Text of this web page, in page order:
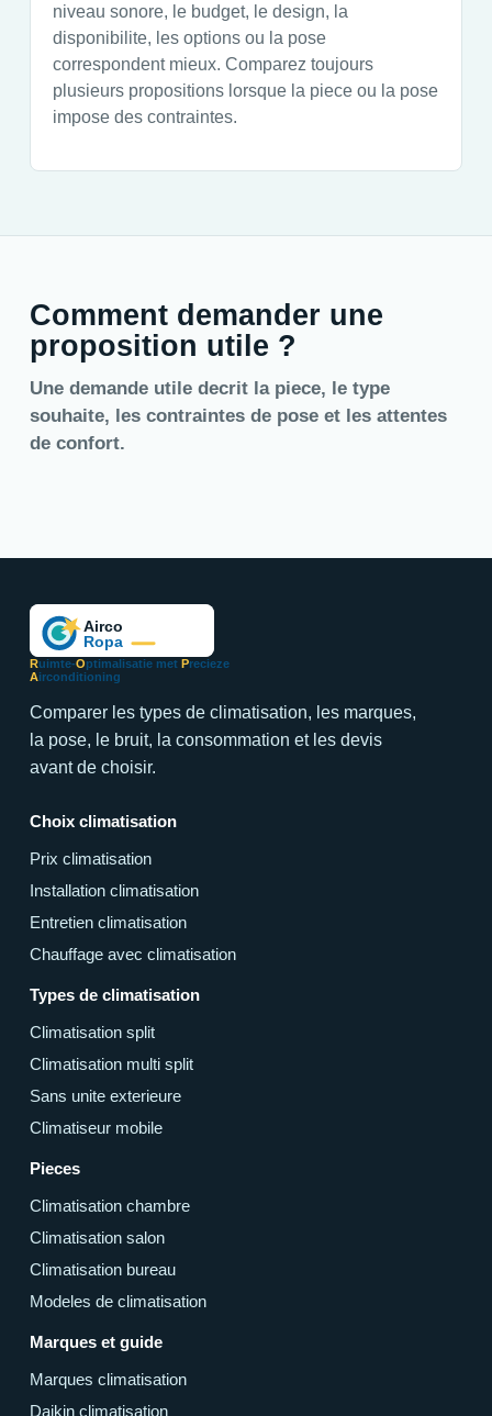
niveau sonore, le budget, le design, la
disponibilite, les options ou la pose
correspondent mieux. Comparez toujours
plusieurs propositions lorsque la piece ou la pose
impose des contraintes.
Comment demander une
proposition utile ?
Une demande utile decrit la piece, le type
souhaite, les contraintes de pose et les attentes
de confort.
Ruimte-Optimalisatie met Precieze
Airconditioning
Comparer les types de climatisation, les marques,
la pose, le bruit, la consommation et les devis
avant de choisir.
Choix climatisation
Prix climatisation
Installation climatisation
Entretien climatisation
Chauffage avec climatisation
Types de climatisation
Climatisation split
Climatisation multi split
Sans unite exterieure
Climatiseur mobile
Pieces
Climatisation chambre
Climatisation salon
Climatisation bureau
Modeles de climatisation
Marques et guide
Marques climatisation
Daikin climatisation